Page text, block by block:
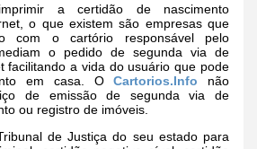
a certidão de nascimento
o que existem são empresas que
com o cartório responsável pelo
o pedido de segunda via de
facilitando a vida do usuário que pode
em casa. OCartorios.Info não
de emissão de segunda via de
ou registro de imóveis.
de Justiça do seu estado para